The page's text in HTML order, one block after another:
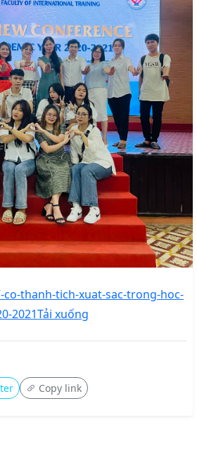
co-thanh-tich-xuat-sac-trong-hoc-
2021Tải xuống
Copy link